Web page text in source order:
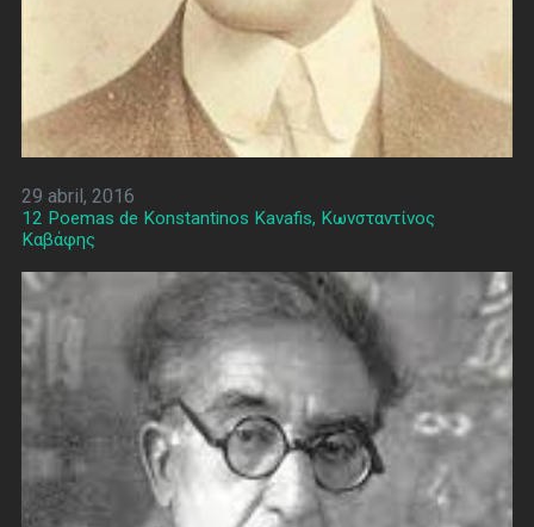
29 abril, 2016
12 Poemas de Konstantinos Kavafis, Κωνσταντίνος
Καβάφης